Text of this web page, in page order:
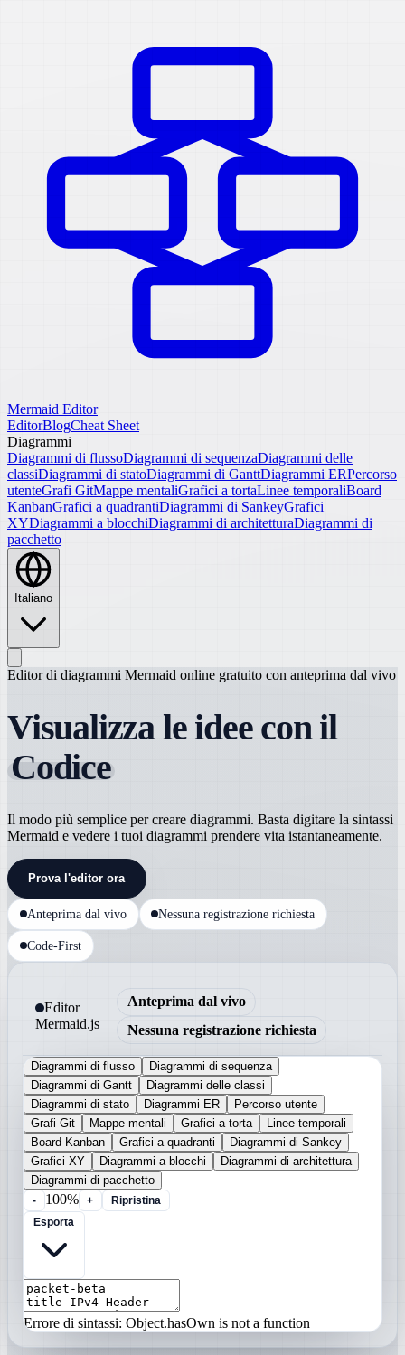
Mermaid Editor
EditorBlogCheat Sheet
Diagrammi
Diagrammi di flussoDiagrammi di sequenzaDiagrammi delle
classiDiagrammi di statoDiagrammi di GanttDiagrammi ERPercorso
utenteGrafi GitMappe mentaliGrafici a tortaLinee temporaliBoard
KanbanGrafici a quadrantiDiagrammi di SankeyGrafici
XYDiagrammi a blocchiDiagrammi di architetturaDiagrammi di
pacchetto
Italiano
Editor di diagrammi Mermaid online gratuito con anteprima dal vivo
Visualizza le idee con il
Codice
Il modo più semplice per creare diagrammi. Basta digitare la sintassi
Mermaid e vedere i tuoi diagrammi prendere vita istantaneamente.
Prova l'editor ora
Anteprima dal vivo Nessuna registrazione richiesta
Code-First
Editor
Mermaid.js
Anteprima dal vivo
Nessuna registrazione richiesta
Diagrammi di flusso
Diagrammi di sequenza
Diagrammi di Gantt
Diagrammi delle classi
Diagrammi di stato
Diagrammi ER
Percorso utente
Grafi Git
Mappe mentali Grafici a torta
Linee temporali
Board Kanban
Grafici a quadranti
Diagrammi di Sankey
Grafici XY
Diagrammi a blocchi
Diagrammi di architettura
Diagrammi di pacchetto
- 100% +
Ripristina
Errore di sintassi: Object.hasOwn is not a function